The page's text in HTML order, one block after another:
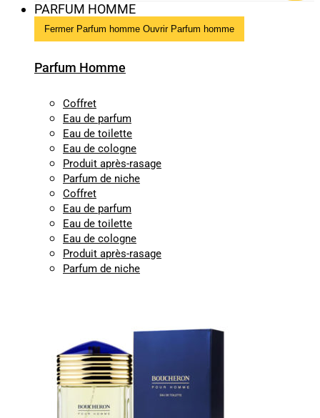
PARFUM HOMME
Fermer Parfum homme Ouvrir Parfum homme
Parfum Homme
Coffret
Eau de parfum
Eau de toilette
Eau de cologne
Produit après-rasage
Parfum de niche
Coffret
Eau de parfum
Eau de toilette
Eau de cologne
Produit après-rasage
Parfum de niche